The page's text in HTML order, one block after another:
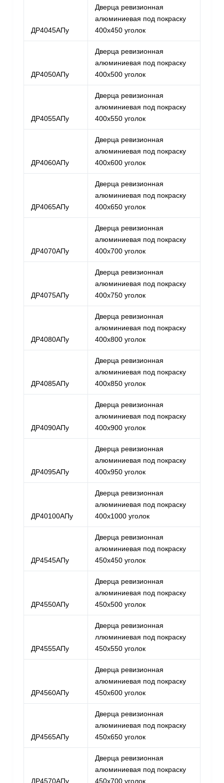
ДР4045АПу
Дверца ревизионная
алюминиевая под покраску
400х450 уголок
ДР4050АПу
Дверца ревизионная
алюминиевая под покраску
400х500 уголок
ДР4055АПу
Дверца ревизионная
алюминиевая под покраску
400х550 уголок
ДР4060АПу
Дверца ревизионная
алюминиевая под покраску
400х600 уголок
ДР4065АПу
Дверца ревизионная
алюминиевая под покраску
400х650 уголок
ДР4070АПу
Дверца ревизионная
алюминиевая под покраску
400х700 уголок
ДР4075АПу
Дверца ревизионная
алюминиевая под покраску
400х750 уголок
ДР4080АПу
Дверца ревизионная
алюминиевая под покраску
400х800 уголок
ДР4085АПу
Дверца ревизионная
алюминиевая под покраску
400х850 уголок
ДР4090АПу
Дверца ревизионная
алюминиевая под покраску
400х900 уголок
ДР4095АПу
Дверца ревизионная
алюминиевая под покраску
400х950 уголок
ДР40100АПу
Дверца ревизионная
алюминиевая под покраску
400х1000 уголок
ДР4545АПу
Дверца ревизионная
алюминиевая под покраску
450х450 уголок
ДР4550АПу
Дверца ревизионная
алюминиевая под покраску
450х500 уголок
ДР4555АПу
Дверца ревизионная
ллюминиевая под покраску
450х550 уголок
ДР4560АПу
Дверца ревизионная
алюминиевая под покраску
450х600 уголок
ДР4565АПу
Дверца ревизионная
алюминиевая под покраску
450х650 уголок
ДР4570АПу
Дверца ревизионная
алюминиевая под покраску
450х700 уголок